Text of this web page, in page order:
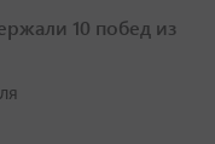
10 побед из